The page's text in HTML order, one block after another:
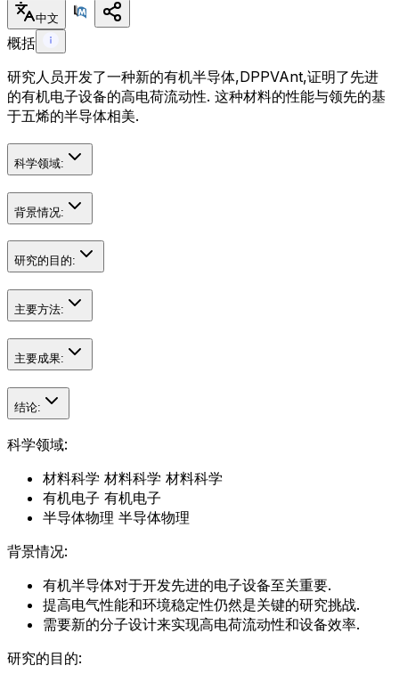
中文
概括
研究人员开发了一种新的有机半导体,DPPVAnt,证明了先进
的有机电子设备的高电荷流动性. 这种材料的性能与领先的基
于五烯的半导体相美.
科学领域:
背景情况:
研究的目的:
主要方法:
主要成果:
结论:
科学领域:
材料科学 材料科学 材料科学
有机电子 有机电子
半导体物理 半导体物理
背景情况:
有机半导体对于开发先进的电子设备至关重要.
提高电气性能和环境稳定性仍然是关键的研究挑战.
需要新的分子设计来实现高电荷流动性和设备效率.
研究的目的: